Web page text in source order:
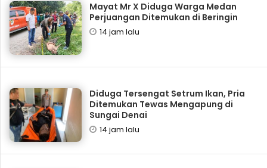
Mayat Mr X Diduga Warga Medan
Perjuangan Ditemukan di Beringin
14 jam lalu
Diduga Tersengat Setrum Ikan, Pria
Ditemukan Tewas Mengapung di
Sungai Denai
14 jam lalu